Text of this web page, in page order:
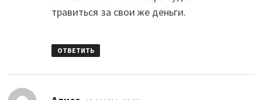
травиться за свои же деньги.
ОТВЕТИТЬ